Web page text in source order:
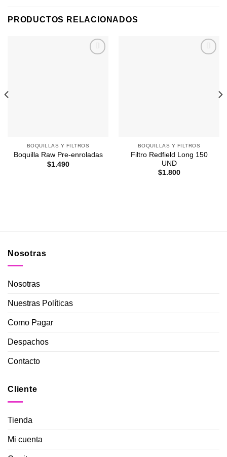
PRODUCTOS RELACIONADOS
BOQUILLAS Y FILTROS
Boquilla Raw Pre-enroladas
$1.490
BOQUILLAS Y FILTROS
Filtro Redfield Long 150
UND
$1.800
Nosotras
Nosotras
Nuestras Políticas
Como Pagar
Despachos
Contacto
Cliente
Tienda
Mi cuenta